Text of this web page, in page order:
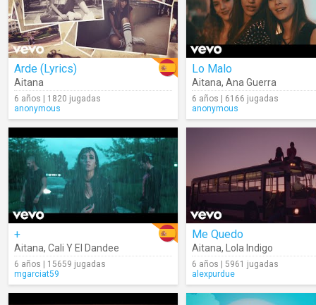
Arde (Lyrics)
Aitana
6 años | 1820 jugadas
anonymous
Lo Malo
Aitana, Ana Guerra
6 años | 6166 jugadas
anonymous
+
Aitana, Cali Y El Dandee
6 años | 15659 jugadas
mgarciat59
Me Quedo
Aitana, Lola Indigo
6 años | 5961 jugadas
alexpurdue